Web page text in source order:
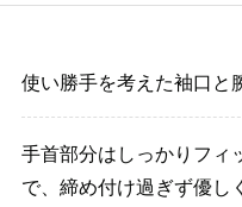
使い勝手を考えた袖口と
手首部分はしっかりフィ
で、締め付け過ぎず優し